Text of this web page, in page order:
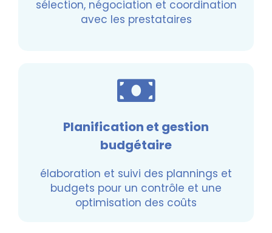
sélection, négociation et coordination
avec les prestataires
Planification et gestion
budgétaire
élaboration et suivi des plannings et
budgets pour un contrôle et une
optimisation des coûts